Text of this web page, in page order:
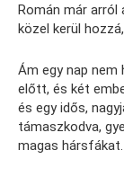
Román már
közel kerül
Ám egy nap
előtt, és két
és egy idős,
támaszkodva,
magas hársfákat.